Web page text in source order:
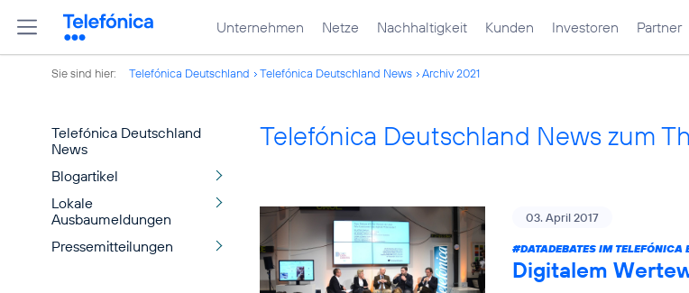
Unternehmen Netze Nachhaltigkeit Kunden Investoren Partner
Sie sind hier: Telefónica Deutschland Telefónica Deutschland News Archiv 2021
Telefónica Deutschland
News
Blogartikel
Lokale
Ausbaumeldungen
Pressemitteilungen
Telefónica Deutschland News zum
03. April 2017
#DATADEBATES IM TELEFÓNICA
Digitalem